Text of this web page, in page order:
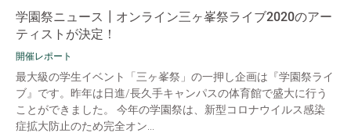
学園祭ニュース┃オンライン三ヶ峯祭ライブ2020のアー
ティストが決定！
開催レポート
最大級の学生イベント「三ヶ峯祭」の一押し企画は『学園祭ライ
ブ』です。昨年は日進/長久手キャンパスの体育館で盛大に行う
ことができました。 今年の学園祭は、新型コロナウイルス感染
症拡大防止のため完全オン...